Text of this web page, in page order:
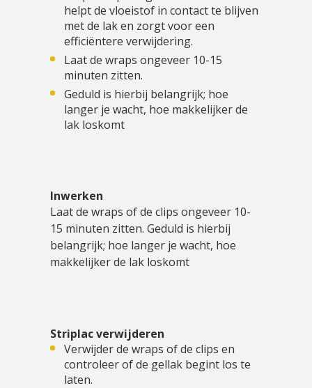
helpt de vloeistof in contact te blijven
met de lak en zorgt voor een
efficiëntere verwijdering.
Laat de wraps ongeveer 10-15
minuten zitten.
Geduld is hierbij belangrijk; hoe
langer je wacht, hoe makkelijker de
lak loskomt
Inwerken
Laat de wraps of de clips ongeveer 10-
15 minuten zitten. Geduld is hierbij
belangrijk; hoe langer je wacht, hoe
makkelijker de lak loskomt
Striplac verwijderen
Verwijder de wraps of de clips en
controleer of de gellak begint los te
laten.